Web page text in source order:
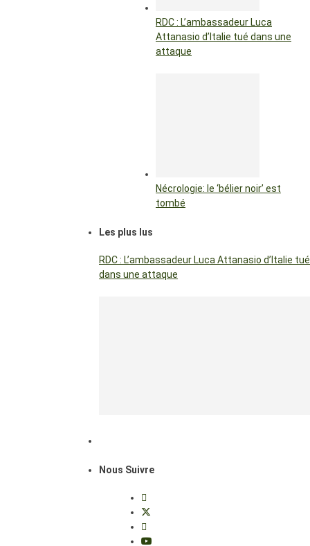
RDC : L’ambassadeur Luca
Attanasio d’Italie tué dans une
attaque
Nécrologie: le ‘bélier noir’ est
tombé
Les plus lus
RDC : L’ambassadeur Luca Attanasio d’Italie tué
dans une attaque
Nous Suivre